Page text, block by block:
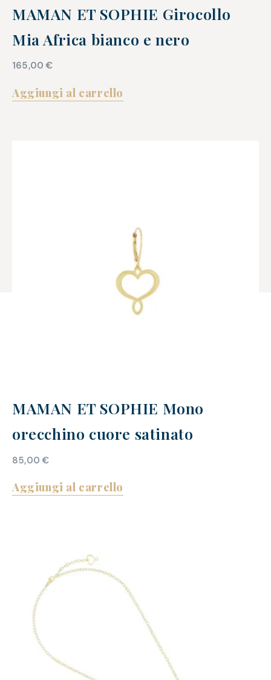
MAMAN ET SOPHIE Girocollo
Mia Africa bianco e nero
165,00€
Aggiungi al carrello
MAMAN ET SOPHIE Mono
orecchino cuore satinato
85,00€
Aggiungi al carrello